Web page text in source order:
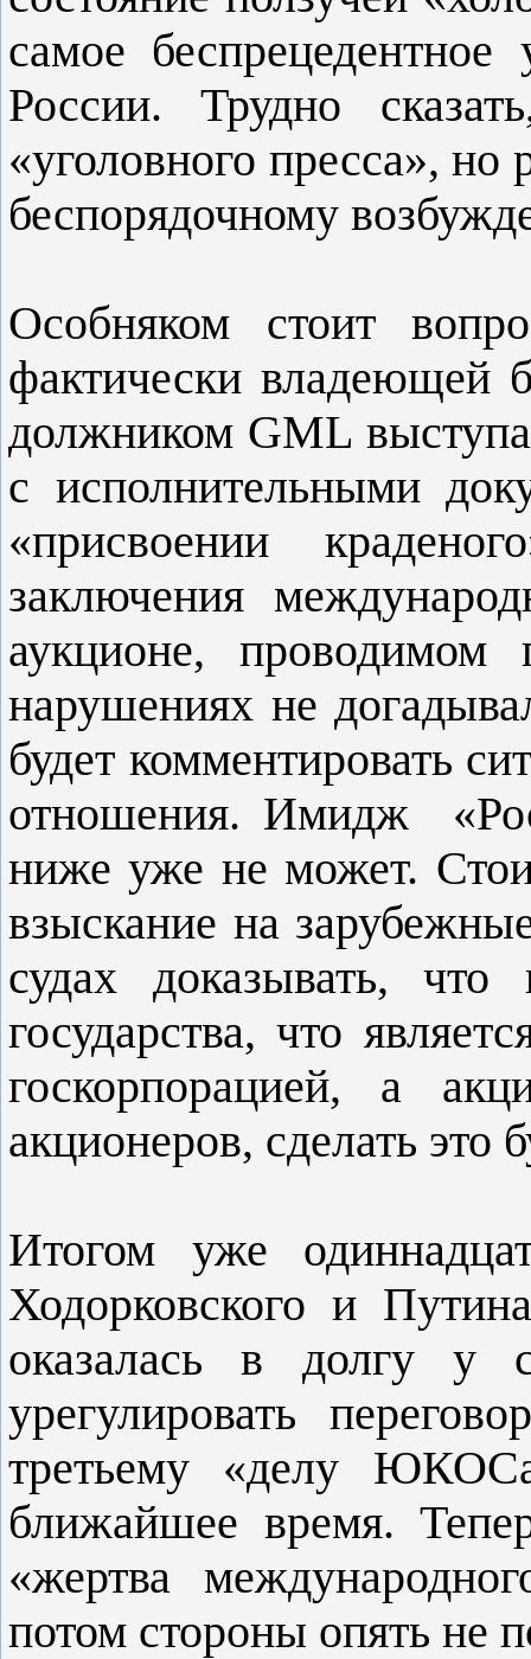
самое
России. Трудно
«уголовного пресса», но
беспорядочному
Особняком стоит
фактически владеющей
должником GML
с исполнительными
«присвоении
заключения
аукционе,
нарушениях не
будет комментировать
отношения. Имидж
ниже уже не может.
взыскание на
судах доказывать,
государства, что
госкорпорацией, а
акционеров, сделать это
Итогом уже
Ходорковского и
оказалась в долгу у
урегулировать
третьему «делу
ближайшее время.
«жертва
потом стороны опять не